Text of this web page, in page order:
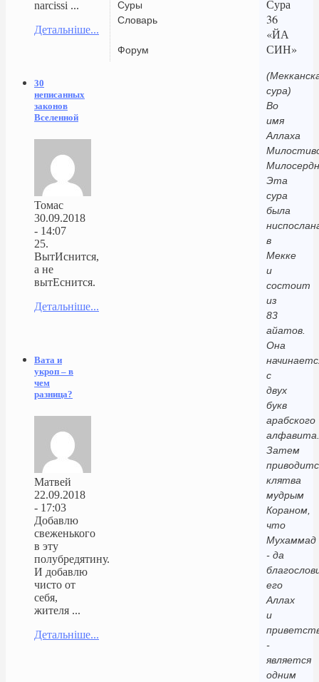
Суры
Словарь
Форум
Сура
36
«ЙА
СИН»
сура)
Во
имя
Аллаха
Эта
сура
была
в
Мекке
и
состоит
из
83
айатов.
Она
с
двух
букв
арабского
алфавита.
Затем
клятва
мудрым
Кораном,
что
Мухаммад
- да
его
Аллах
и
-
является
одним
narcissi ...
Детальніше...
30
неписанных
законов
Вселенной
Томас
30.09.2018
- 14:07
25.
ВытИснится,
а не
вытЕснится.
Детальніше...
Вата и
укроп – в
чем
разница?
Матвей
22.09.2018
- 17:03
Добавлю
свеженького
в эту
полубредятину.
И добавлю
чисто от
себя,
жителя ...
Детальніше...